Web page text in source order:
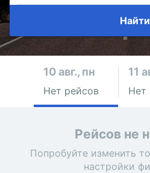
Найти
10 авг., пн
Нет рейсов
11
Нет
Рейсов не
Попробуйте изменить
настройки